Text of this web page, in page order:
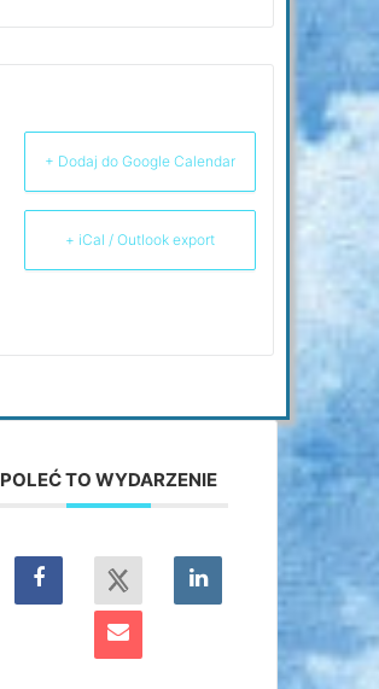
+ Dodaj do Google Calendar
+ iCal / Outlook export
POLEĆ TO WYDARZENIE